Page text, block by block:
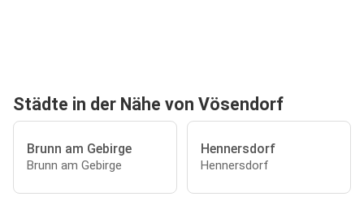
Städte in der Nähe von Vösendorf
Brunn am Gebirge
Brunn am Gebirge
Hennersdorf
Hennersdorf